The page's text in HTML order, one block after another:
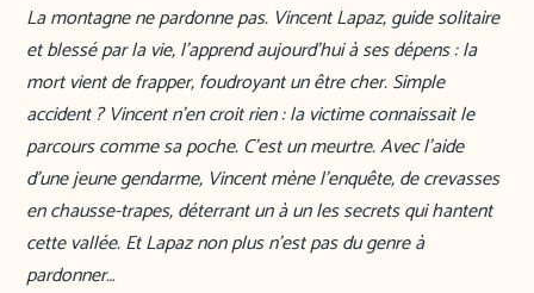
La montagne ne pardonne pas. Vincent Lapaz, guide solitaire
et blessé par la vie, l’apprend aujourd’hui à ses dépens : la
mort vient de frapper, foudroyant un être cher. Simple
accident ? Vincent n’en croit rien : la victime connaissait le
parcours comme sa poche. C’est un meurtre. Avec l’aide
d’une jeune gendarme, Vincent mène l’enquête, de crevasses
en chausse-trapes, déterrant un à un les secrets qui hantent
cette vallée. Et Lapaz non plus n’est pas du genre à
pardonner…